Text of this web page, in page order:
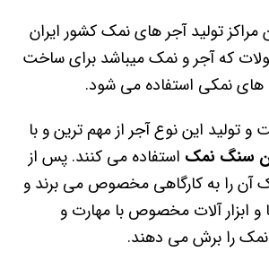
مراکز تولید آجر های نمک کشور ایران
که آجر و نمک میباشد برای ساخت
های نمکی استفاده می شود.
و تولید این نوع آجر از مهم ترین و با
سنگ نمک استفاده می کنند. پس از
آن را به کارگاهی مخصوص می برند و
و ابزار آلات مخصوص با مهارت و
را برش می دهند.